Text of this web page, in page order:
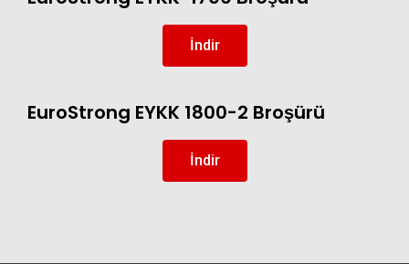
İndir
EuroStrong EYKK 1800-2 Broşürü
İndir